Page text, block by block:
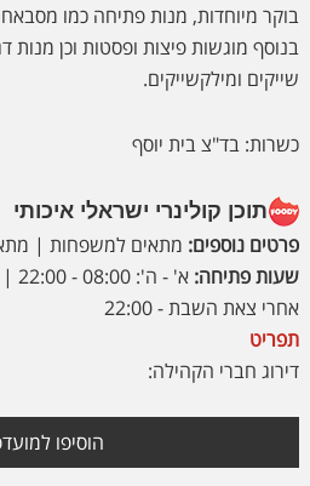
בוקר מיוחדות, מנות פתיחה כמו
בנוסף מוגשות פיצות ופסטות וכן מנות
שייקים ומילקשייקים.
כשרות: בד"צ בית יוסף
תוכן קולינרי ישראלי איכותי
פרטים נוספים: מתאים למשפחות |
שעות פתיחה:
אחרי צאת השבת - 22:00
תפריט
דירוג חברי הקהילה:
הוסיפו